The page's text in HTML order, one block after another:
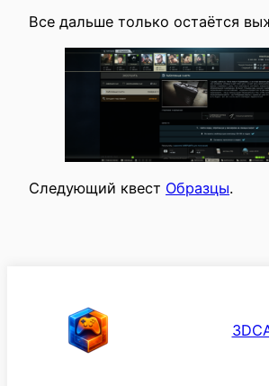
Все дальше только остаётся
Следующий квест Образцы.